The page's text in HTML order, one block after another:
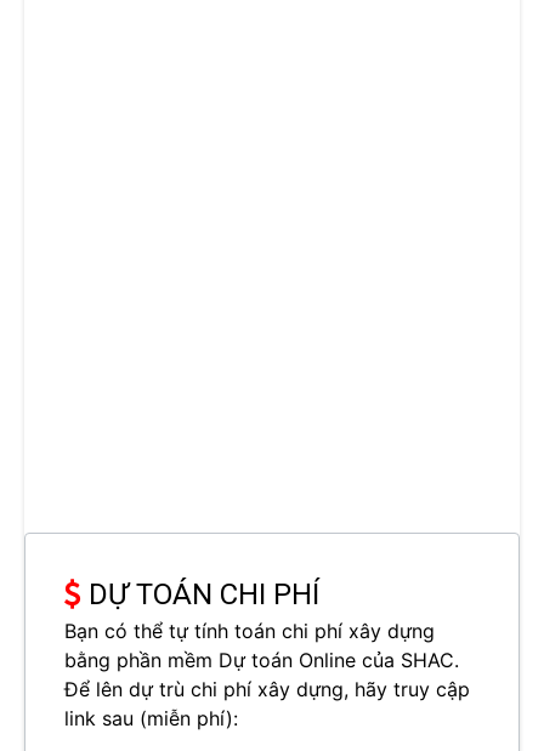
DỰ TOÁN CHI PHÍ
Bạn có thể tự tính toán chi phí xây dựng
bằng phần mềm Dự toán Online của SHAC.
Để lên dự trù chi phí xây dựng, hãy truy cập
link sau (miễn phí):